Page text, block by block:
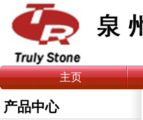
主页
产品中心